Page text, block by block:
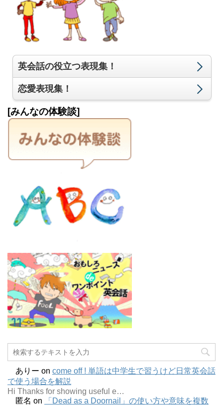
英会話の役立つ表現集！
恋愛表現集！
[みんなの体験談]
ありー on come off ! 単語は中学生で習うけど日常英会話
で使う場合を解説
Hi Thanks for showing useful e…
匿名 on
「Dead as a Doornail」の使い方や意味を複数